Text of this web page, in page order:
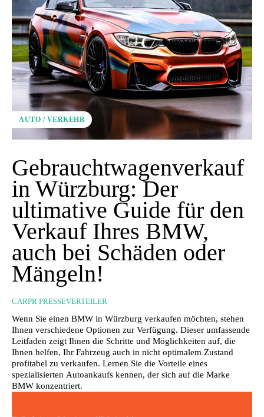
AUTO / VERKEHR
Gebrauchtwagenverkauf
in Würzburg: Der
ultimative Guide für den
Verkauf Ihres BMW,
auch bei Schäden oder
Mängeln!
CARPR PRESSEVERTEILER
Wenn Sie einen BMW in Würzburg verkaufen möchten, stehen
Ihnen verschiedene Optionen zur Verfügung. Dieser umfassende
Leitfaden zeigt Ihnen die Schritte und Möglichkeiten auf, die
Ihnen helfen, Ihr Fahrzeug auch in nicht optimalem Zustand
profitabel zu verkaufen. Lernen Sie die Vorteile eines
spezialisierten Autoankaufs kennen, der sich auf die Marke
BMW konzentriert.